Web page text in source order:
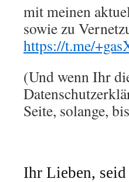
mit meinen
sowie zu
https://t.me/
(Und wenn Ihr
Seite, solange,
Ihr Lieben,